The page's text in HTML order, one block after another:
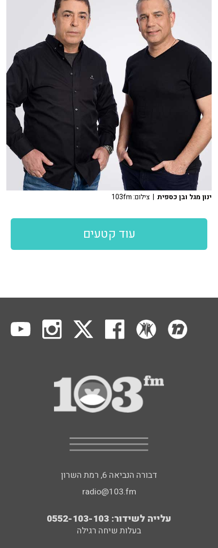
ינון מגל ובן כספית | צילום: 103fm
עוד קטעים
דבורה הנביאה 6, רמת השרון
radio@103.fm
עלייה לשידור: 0552-103-103
בעלות שיחה רגילה